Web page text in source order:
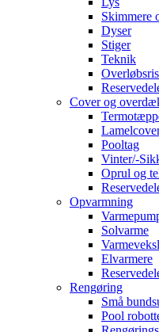
Skimmere
Dyser
Stiger
Teknik
Cover og
Pooltag
Vinter/-
Oprul og
Opvarmning
Solvarme
Elvarmere
Rengøring
Små
Pool